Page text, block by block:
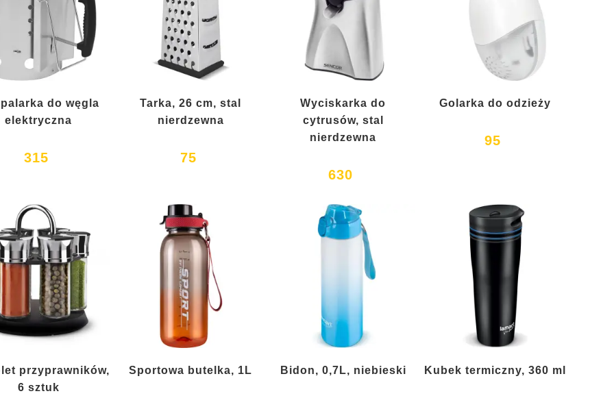
do węgla
elektryczna
315
Tarka, 26 cm, stal
nierdzewna
75
Wyciskarka do
cytrusów, stal
nierdzewna
630
Golarka do odzieży
95
przyprawników,
6 sztuk
Sportowa butelka, 1L Bidon, 0,7L, niebieski Kubek termiczny, 360 ml